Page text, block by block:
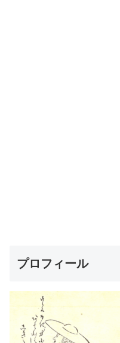
プロフィール